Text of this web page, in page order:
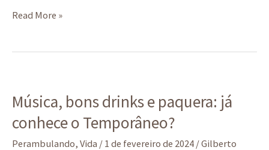
Read More »
Música, bons drinks e paquera: já
conhece o Temporâneo?
Perambulando, Vida / 1 de fevereiro de 2024 /Gilberto
bons
drinks
e